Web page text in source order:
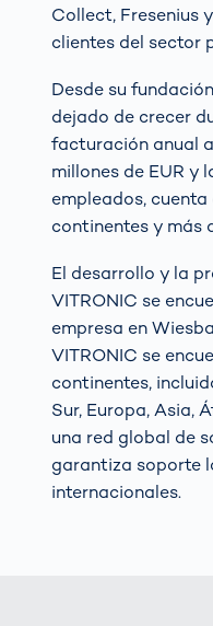
Collect, Fresenius
clientes del sector
Desde su
dejado de crecer
facturación anual
millones de EUR y
empleados,
continentes y más
El desarrollo y la
VITRONIC se
empresa en
VITRONIC se
continentes,
Sur, Europa, Asia,
una red global de
garantiza soporte
internacionales.